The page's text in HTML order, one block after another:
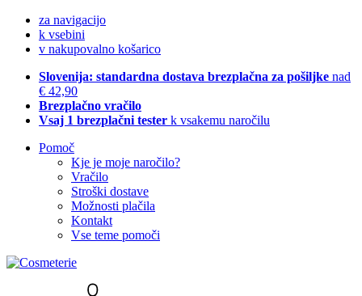
za navigacijo
k vsebini
v nakupovalno košarico
Slovenija: standardna dostava brezplačna za pošiljke nad
€ 42,90
Brezplačno vračilo
Vsaj 1 brezplačni tester k vsakemu naročilu
Pomoč
Kje je moje naročilo?
Vračilo
Stroški dostave
Možnosti plačila
Kontakt
Vse teme pomoči